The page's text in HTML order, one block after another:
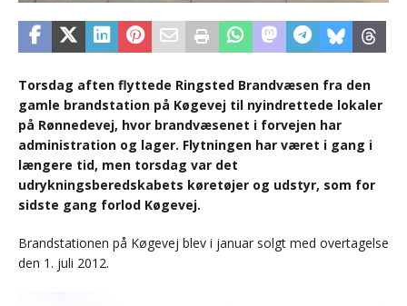
Torsdag aften flyttede Ringsted Brandvæsen fra den
gamle brandstation på Køgevej til nyindrettede lokaler
på Rønnedevej, hvor brandvæsenet i forvejen har
administration og lager. Flytningen har været i gang i
længere tid, men torsdag var det
udrykningsberedskabets køretøjer og udstyr, som for
sidste gang forlod Køgevej.
Brandstationen på Køgevej blev i januar solgt med overtagelse
den 1. juli 2012.